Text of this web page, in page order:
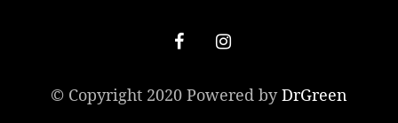
© Copyright 2020 Powered byDrGreen